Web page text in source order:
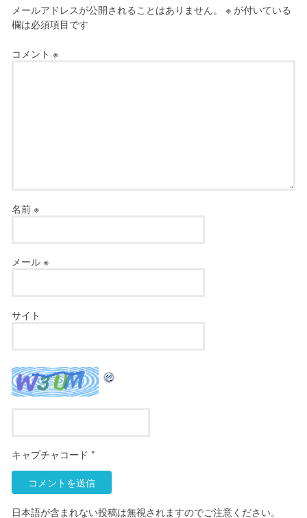
メールアドレスが公開されることはありません。 ※が付いている
欄は必須項目です
コメント ※
名前※
メール※
サイト
キャプチャコード *
日本語が含まれない投稿は無視されますのでご注意ください。